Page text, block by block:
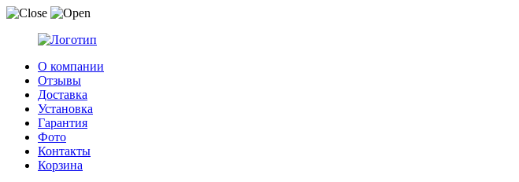
О компании
Отзывы
Доставка
Установка
Гарантия
Фото
Контакты
Корзина